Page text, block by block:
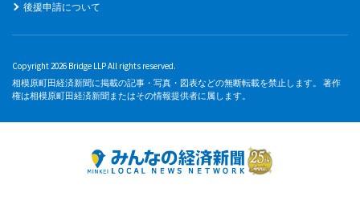
後援申請について
Copyright 2026 Bridge LLP All rights reserved.
相模原町田経済新聞に掲載の記事・写真・図表などの無断転載を禁止します。 著作
権は相模原町田経済新聞またはその情報提供者に属します。